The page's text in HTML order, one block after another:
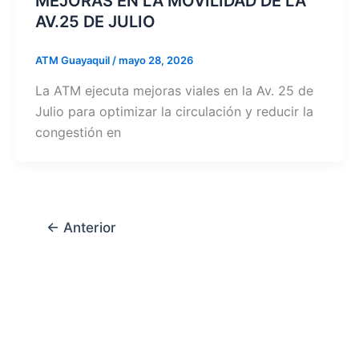
AV.25 DE JULIO
ATM Guayaquil/mayo 28, 2026
La ATM ejecuta mejoras viales en la Av. 25 de
Julio para optimizar la circulación y reducir la
congestión en
← Anterior